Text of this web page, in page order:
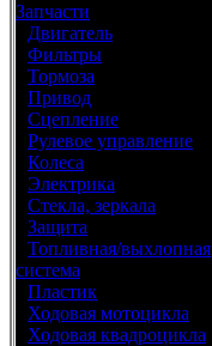
Запчасти
Двигатель
Фильтры
Тормоза
Привод
Сцепление
Рулевое управление
Колеса
Электрика
Стекла, зеркала
Защита
Топливная/выхлопная
система
Пластик
Ходовая мотоцикла
Ходовая квадроцикла